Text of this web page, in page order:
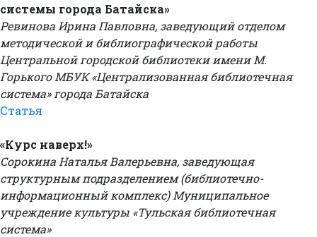
системы города Батайска»
Ревинова Ирина Павловна, заведующий отделом
методической и библиографической работы
Центральной городской библиотеки имени М.
Горького МБУК «Централизованная библиотечная
система» города Батайска
Статья
«Курс наверх!»
Сорокина Наталья Валерьевна, заведующая
структурным подразделением (библиотечно-
информационный комплекс) Муниципальное
учреждение культуры «Тульская библиотечная
система»